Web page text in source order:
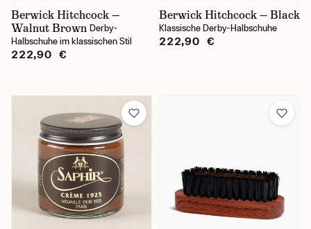
Berwick Hitchcock —
Walnut Brown Derby-
Halbschuhe im klassischen Stil
222,90 €
Berwick Hitchcock — Black
Klassische Derby-Halbschuhe
222,90 €